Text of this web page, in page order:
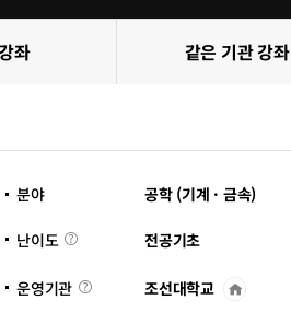
좌 같은 기관 강좌
분야 공학 (기계 · 금속)
난이도 난
이
전공기초
운영기관 조선대학교
운